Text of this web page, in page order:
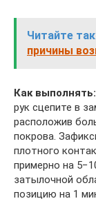
Читайте
причины
Как выполнять:
рук сцепите в
расположив
покрова.
плотного
примерно на
затылочной
позицию на 1